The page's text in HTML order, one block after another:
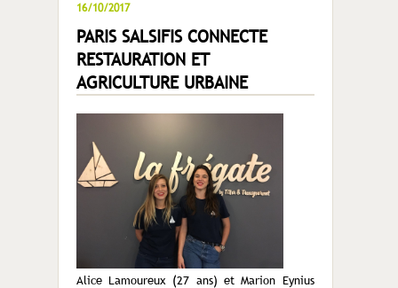
16/10/2017
PARIS SALSIFIS CONNECTE
RESTAURATION ET
AGRICULTURE URBAINE
Alice Lamoureux (27 ans) et Marion Eynius